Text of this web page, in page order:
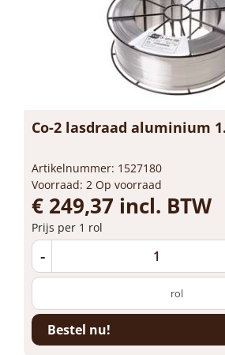
Co-2 lasdraad aluminium
Artikelnummer: 1527180
Voorraad: 2 Op voorraad
€ 249,37 incl. BTW
Prijs per 1 rol
-
rol
Bestel nu!